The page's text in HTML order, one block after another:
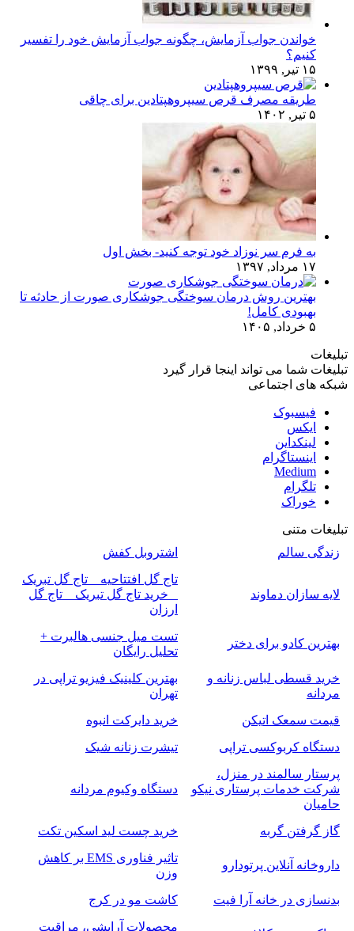
خواندن جواب آزمایش، چگونه جواب آزمایش خود را تفسیر
کنیم؟
۱۵ تیر, ۱۳۹۹
طریقه مصرف قرص سیپروهپتادین برای چاقی
۵ تیر, ۱۴۰۲
به فرم سر نوزاد خود توجه کنید- بخش اول
۱۷ مرداد, ۱۳۹۷
بهترین روش درمان سوختگی جوشکاری صورت از حادثه تا
بهبودی کامل!
۵ خرداد, ۱۴۰۵
تبلیغات
تبلیغات شما می تواند اینجا قرار گیرد
شبکه های اجتماعی
فیسبوک
ایکس
لینکداین
اینستاگرام
Medium
تلگرام
خوراک
تبلیغات متنی
زندگی سالم
اشتروبل کفش
لایه سازان دماوند
تاج گل افتتاحیه _ تاج گل تبریک
_ خرید تاج گل تبریک _ تاج گل
ارزان
بهترین کادو برای دختر
تست میل جنسی هالبرت +
تحلیل رایگان
خرید قسطی لباس زنانه و
مردانه
بهترین کلینیک فیزیو تراپی در
تهران
قیمت سمعک اتیکن
خرید دایرکت انبوه
دستگاه کربوکسی تراپی
تیشرت زنانه شیک
پرستار سالمند در منزل،
شرکت خدمات پرستاری نیکو
حامیان
دستگاه وکیوم مردانه
گاز گرفتن گربه خرید چست لید اسکین تکت
داروخانه آنلاین پرتودارو
تاثیر فناوری EMS بر کاهش
وزن
بدنسازی در خانه آرا فیت
کاشت مو در کرج
محصولات آرایشی، مراقبت